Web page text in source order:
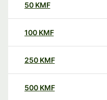
50 KMF
100 KMF
250 KMF
500 KMF